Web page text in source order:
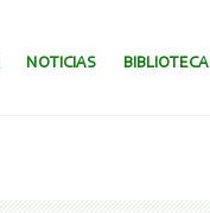
NOTICIAS BIBLIOTECA